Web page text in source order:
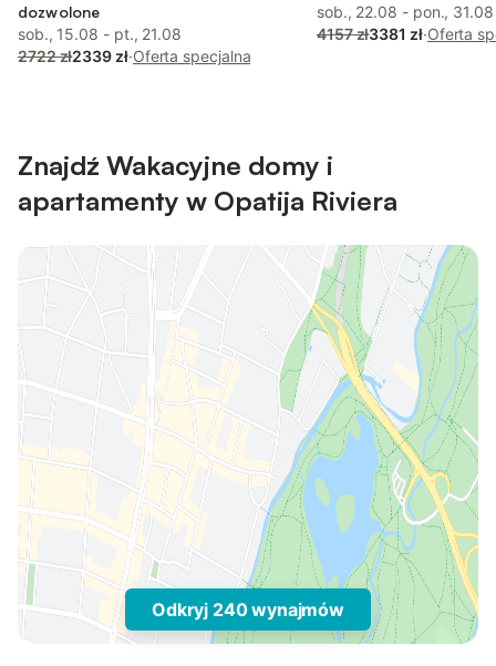
dozwolone
sob., 15.08 - pt., 21.08
2722 zł2339 zł·Oferta specjalna
sob., 22.08 - pon., 31.08
4157 zł3381 zł·Oferta
Znajdź Wakacyjne domy i
apartamenty w Opatija Riviera
Odkryj 240 wynajmów